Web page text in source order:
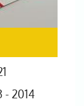
- 2014